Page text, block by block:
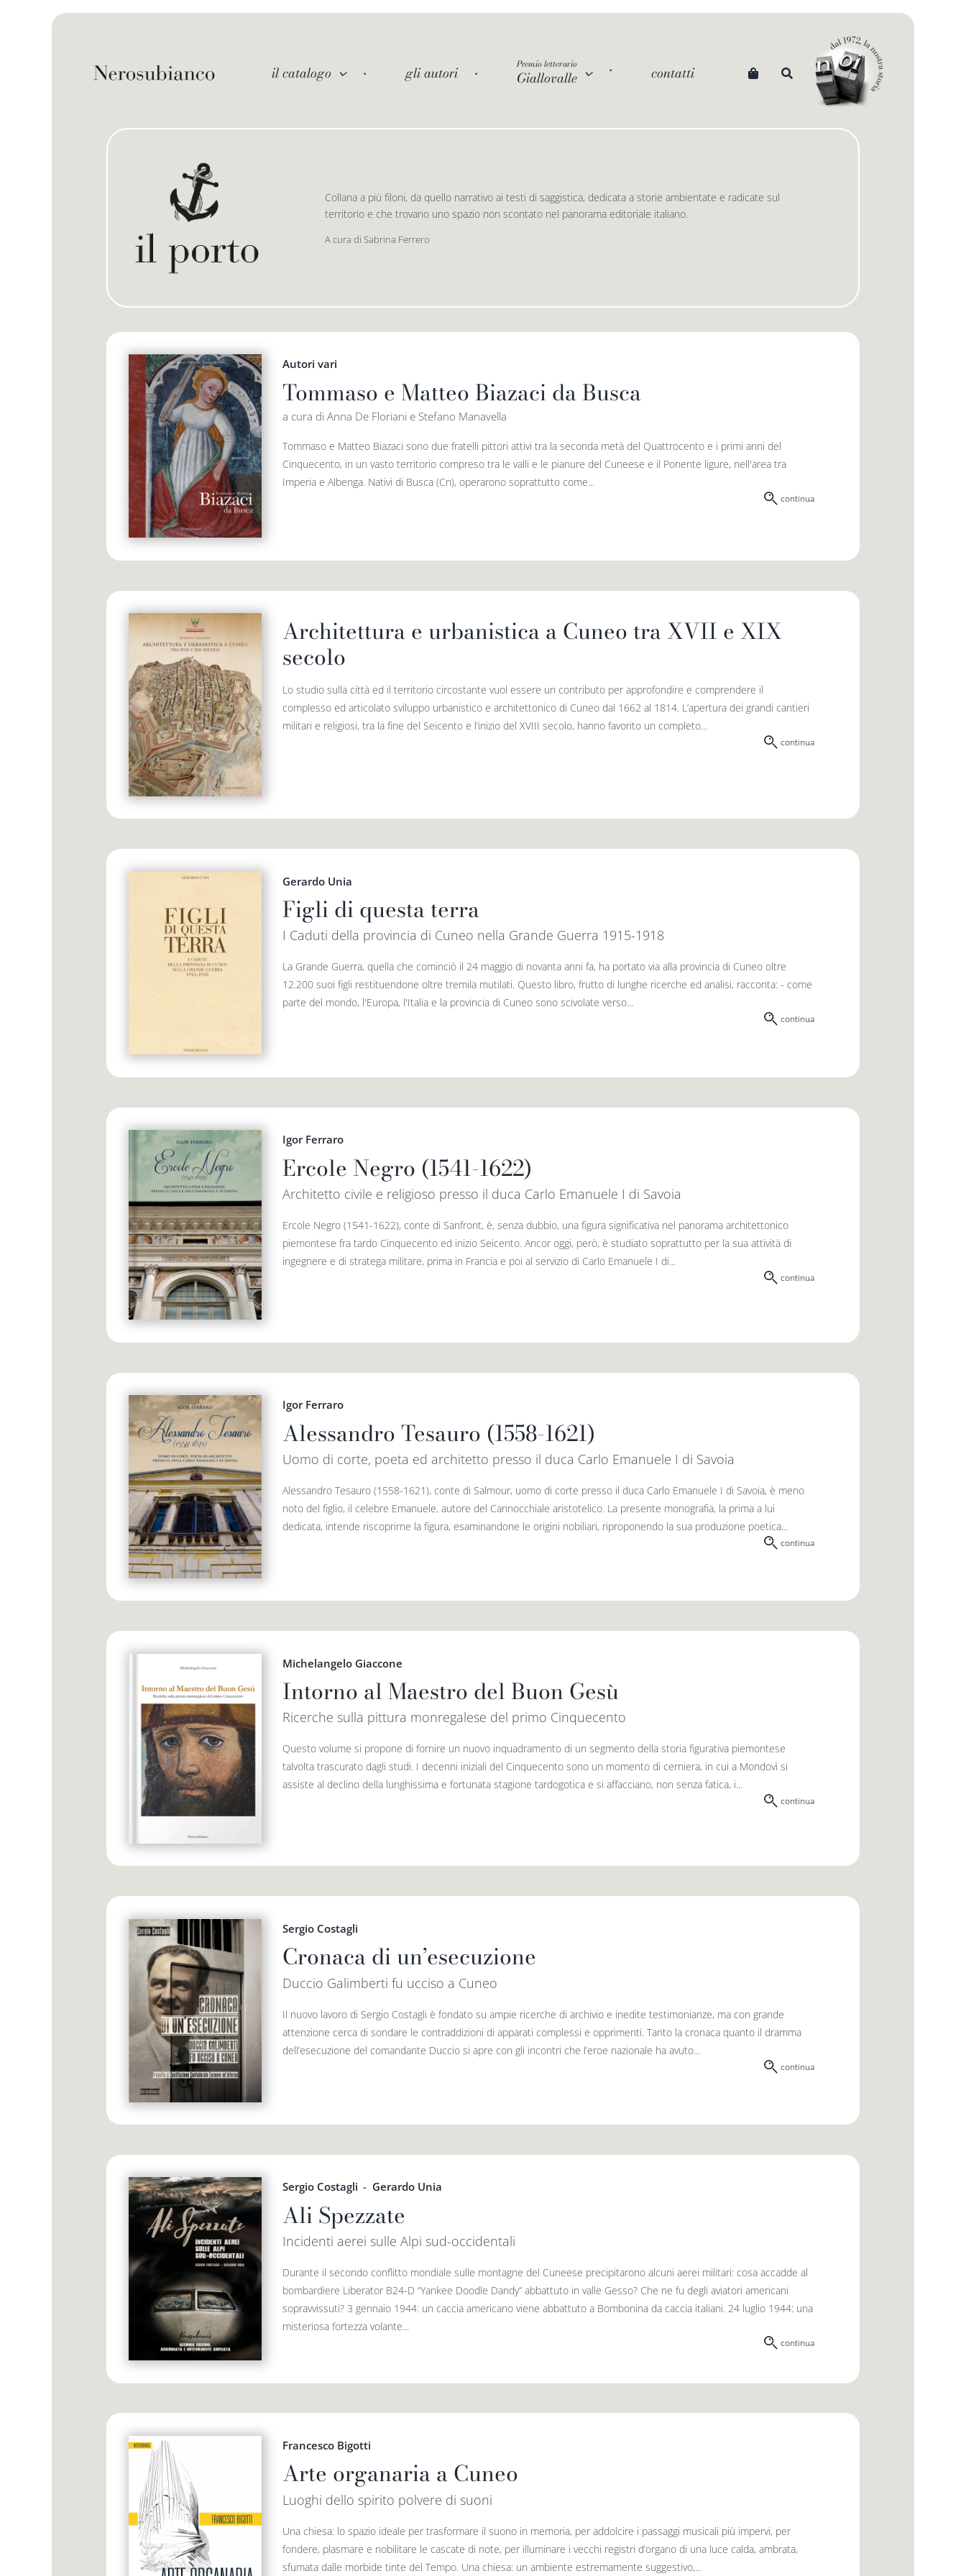
il catalogo gli autori Premio letterario
Giallovalle contatti
Collana a più filoni, da quello narrativo ai testi di saggistica, dedicata a storie ambientate e radicate sul
territorio e che trovano uno spazio non scontato nel panorama editoriale italiano.
A cura di Sabrina Ferrero
Autori vari
Tommaso e Matteo Biazaci da Busca
a cura di Anna De Floriani e Stefano Manavella
Tommaso e Matteo Biazaci sono due fratelli pittori attivi tra la seconda metà del Quattrocento e i primi anni del
Cinquecento, in un vasto territorio compreso tra le valli e le pianure del Cuneese e il Ponente ligure, nell'area tra
Imperia e Albenga. Nativi di Busca (Cn), operarono soprattutto come...
continua
Architettura e urbanistica a Cuneo tra XVII e XIX
secolo
Lo studio sulla città ed il territorio circostante vuol essere un contributo per approfondire e comprendere il
complesso ed articolato sviluppo urbanistico e architettonico di Cuneo dal 1662 al 1814. L’apertura dei grandi cantieri
militari e religiosi, tra la fine del Seicento e l’inizio del XVIII secolo, hanno favorito un completo...
continua
Gerardo Unia
Figli di questa terra
I Caduti della provincia di Cuneo nella Grande Guerra 1915-1918
La Grande Guerra, quella che cominciò il 24 maggio di novanta anni fa, ha portato via alla provincia di Cuneo oltre
12.200 suoi figli restituendone oltre tremila mutilati. Questo libro, frutto di lunghe ricerche ed analisi, racconta: - come
parte del mondo, l'Europa, l'Italia e la provincia di Cuneo sono scivolate verso...
continua
Igor Ferraro
Ercole Negro (1541-1622)
Architetto civile e religioso presso il duca Carlo Emanuele I di Savoia
Ercole Negro (1541-1622), conte di Sanfront, è, senza dubbio, una figura significativa nel panorama architettonico
piemontese fra tardo Cinquecento ed inizio Seicento. Ancor oggi, però, è studiato soprattutto per la sua attività di
ingegnere e di stratega militare, prima in Francia e poi al servizio di Carlo Emanuele I di...
continua
Igor Ferraro
Alessandro Tesauro (1558-1621)
Uomo di corte, poeta ed architetto presso il duca Carlo Emanuele I di Savoia
Alessandro Tesauro (1558-1621), conte di Salmour, uomo di corte presso il duca Carlo Emanuele I di Savoia, è meno
noto del figlio, il celebre Emanuele, autore del Cannocchiale aristotelico. La presente monografia, la prima a lui
dedicata, intende riscoprirne la figura, esaminandone le origini nobiliari, ripropo­nendo la sua produzione poetica...
continua
Michelangelo Giaccone
Intorno al Maestro del Buon Gesù
Ricerche sulla pittura monregalese del primo Cinquecento
Questo volume si propone di fornire un nuovo inquadramento di un segmento della storia figurativa piemontese
talvolta trascurato dagli studi. I decenni iniziali del Cinquecento sono un momento di cerniera, in cui a Mondovì si
assiste al declino della lunghissima e fortunata stagione tardogotica e si affacciano, non senza fatica, i...
continua
Sergio Costagli
Cronaca di un’esecuzione
Duccio Galimberti fu ucciso a Cuneo
Il nuovo lavoro di Sergio Costagli è fondato su ampie ricerche di archivio e inedite testimonianze, ma con grande
attenzione cerca di sondare le contraddizioni di apparati complessi e opprimenti. Tanto la cronaca quanto il dramma
dell’esecuzione del comandante Duccio si apre con gli incontri che l’eroe nazionale ha avuto...
continua
Sergio Costagli - Gerardo Unia
Ali Spezzate
Incidenti aerei sulle Alpi sud-occidentali
Durante il secondo conflitto mondiale sulle montagne del Cuneese precipitarono alcuni aerei militari: cosa accadde al
bombardiere Liberator B24-D “Yankee Doodle Dandy” abbattuto in valle Gesso? Che ne fu degli aviatori americani
sopravvissuti? 3 gennaio 1944: un caccia americano viene abbattuto a Bombonina da caccia italiani. 24 luglio 1944: una
misteriosa fortezza volante...
continua
Francesco Bigotti
Arte organaria a Cuneo
Luoghi dello spirito polvere di suoni
Una chiesa: lo spazio ideale per trasformare il suono in memoria, per addolcire i passaggi musicali più impervi, per
fondere, plasmare e nobilitare le cascate di note, per illuminare i vecchi registri d’organo di una luce calda, ambrata,
sfumata dalle morbide tinte del Tempo. Una chiesa: un ambiente estremamente suggestivo,...